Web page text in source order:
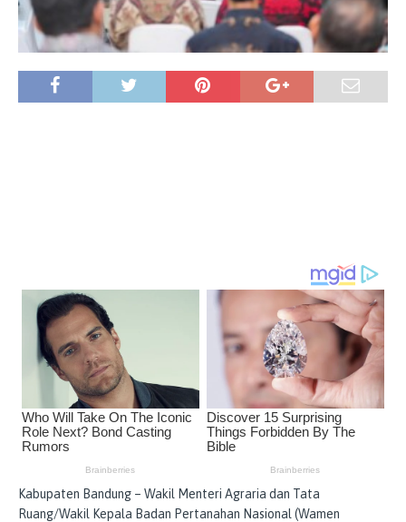
​Kabupaten Bandung – Wakil Menteri Agraria dan Tata
Ruang/Wakil Kepala Badan Pertanahan Nasional (Wamen